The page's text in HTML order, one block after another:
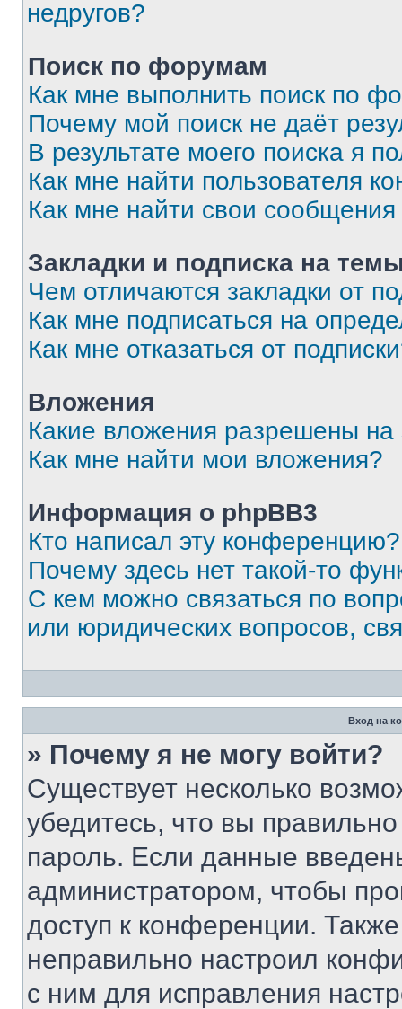
недругов?
Поиск по форумам
Как мне выполнить поиск по
Почему мой поиск не даёт
В результате моего поиска я
Как мне найти пользователя
Как мне найти свои
Закладки и подписка на
Чем отличаются закладки от
Как мне подписаться на
Как мне отказаться от
Вложения
Какие вложения разрешены
Как мне найти мои вложения?
Информация о phpBB3
Кто написал эту конференцию?
Почему здесь нет такой-то
С кем можно связаться по
или юридических вопросов,
Вход на
» Почему я не могу войти?
Существует несколько
убедитесь, что вы
пароль. Если данные
администратором, чтобы
доступ к конференции.
неправильно настроил
с ним для исправления